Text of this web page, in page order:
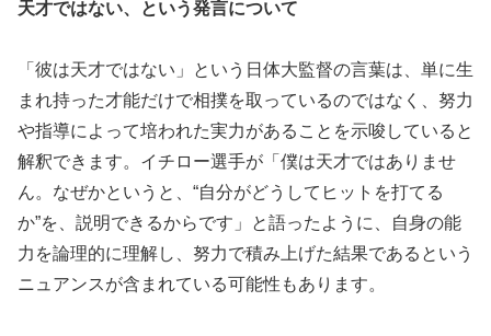
天才ではない、という発言について
「彼は天才ではない」という日体大監督の言葉は、単に生
まれ持った才能だけで相撲を取っているのではなく、努力
や指導によって培われた実力があることを示唆していると
解釈できます。イチロー選手が「僕は天才ではありませ
ん。なぜかというと、“自分がどうしてヒットを打てる
か”を、説明できるからです」と語ったように、自身の能
力を論理的に理解し、努力で積み上げた結果であるという
ニュアンスが含まれている可能性もあります。